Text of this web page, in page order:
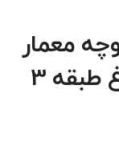
معمار
مخصوص پاساژ چلچراغ طبقه 3